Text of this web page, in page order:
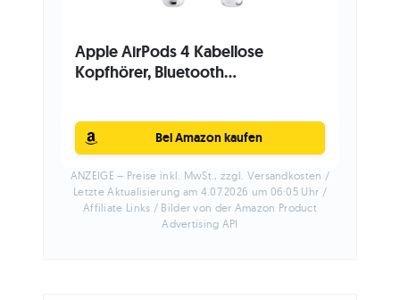
Apple AirPods 4 Kabellose
Kopfhörer, Bluetooth...
Bei Amazon kaufen
ANZEIGE – Preise inkl. MwSt., zzgl. Versandkosten /
Letzte Aktualisierung am 4.07.2026 um 06:05 Uhr /
Affiliate Links / Bilder von der Amazon Product
Advertising API